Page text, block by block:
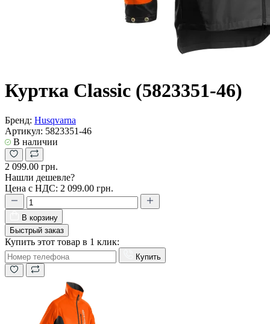
Куртка Classic (5823351-46)
Бренд: Husqvarna
Артикул: 5823351-46
В наличии
2 099.00 грн.
Нашли дешевле?
Цена с НДС: 2 099.00 грн.
В корзину
Быстрый заказ
Купить этот товар в 1 клик:
Купить